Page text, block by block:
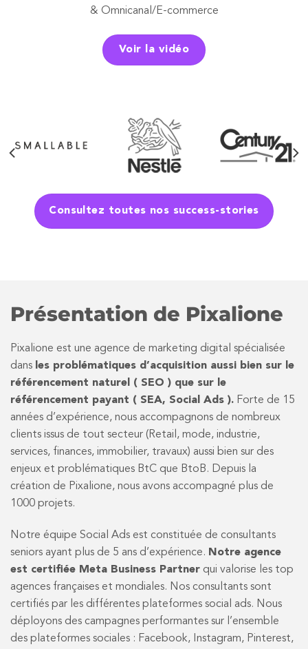
& Omnicanal/E-commerce
Voir la vidéo
Consultez toutes nos success-stories
Présentation de Pixalione
Pixalione est une agence de marketing digital spécialisée
dans les problématiques d’acquisition aussi bien sur le
référencement naturel ( SEO ) que sur le
référencement payant ( SEA, Social Ads ). Forte de 15
années d’expérience, nous accompagnons de nombreux
clients issus de tout secteur (Retail, mode, industrie,
services, finances, immobilier, travaux) aussi bien sur des
enjeux et problématiques BtC que BtoB. Depuis la
création de Pixalione, nous avons accompagné plus de
1000 projets.
Notre équipe Social Ads est constituée de consultants
seniors ayant plus de 5 ans d’expérience. Notre agence
est certifiée Meta Business Partner qui valorise les top
agences françaises et mondiales. Nos consultants sont
certifiés par les différentes plateformes social ads. Nous
déployons des campagnes performantes sur l’ensemble
des plateformes sociales : Facebook, Instagram, Pinterest,